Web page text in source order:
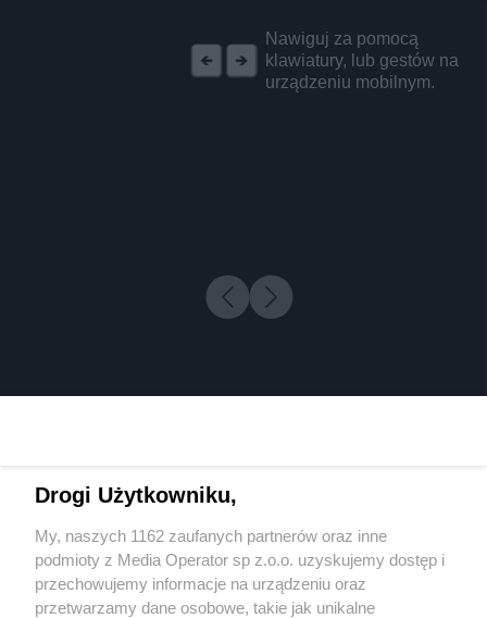
Nawiguj za pomocą
klawiatury, lub gestów na
urządzeniu mobilnym.
Wydawca mediów lokalnych
Drogi Użytkowniku,
My, naszych 1162 zaufanych partnerów oraz inne
podmioty z Media Operator sp z.o.o. uzyskujemy dostęp i
przechowujemy informacje na urządzeniu oraz
przetwarzamy dane osobowe, takie jak unikalne